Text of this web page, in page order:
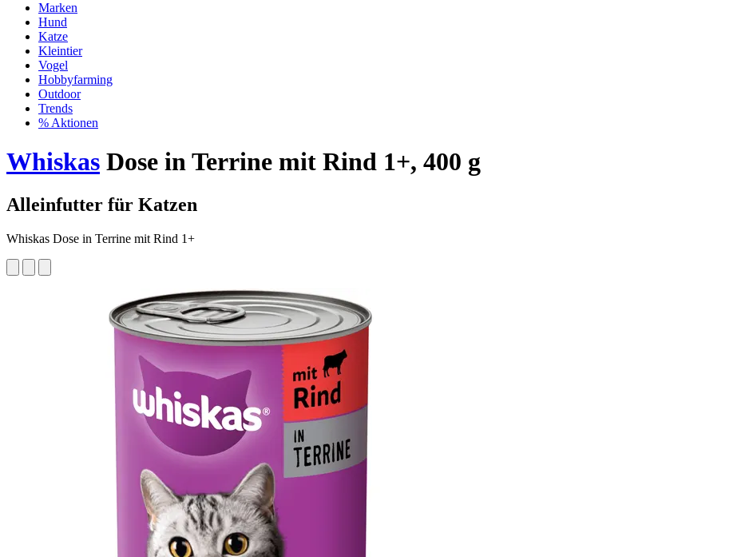
Marken
Hund
Katze
Kleintier
Vogel
Hobbyfarming
Outdoor
Trends
% Aktionen
Whiskas Dose in Terrine mit Rind 1+, 400 g
Alleinfutter für Katzen
Whiskas Dose in Terrine mit Rind 1+